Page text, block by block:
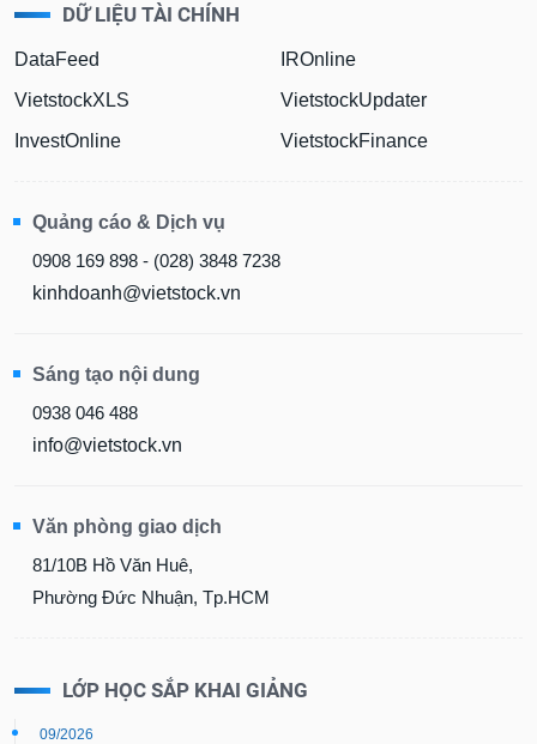
DỮ LIỆU TÀI CHÍNH
DataFeed
VietstockXLS
InvestOnline
IROnline
VietstockUpdater
VietstockFinance
Quảng cáo & Dịch vụ
0908 169 898 - (028) 3848 7238
kinhdoanh@vietstock.vn
Sáng tạo nội dung
0938 046 488
info@vietstock.vn
Văn phòng giao dịch
81/10B Hồ Văn Huê,
Phường Đức Nhuận, Tp.HCM
LỚP HỌC SẮP KHAI GIẢNG
09/2026